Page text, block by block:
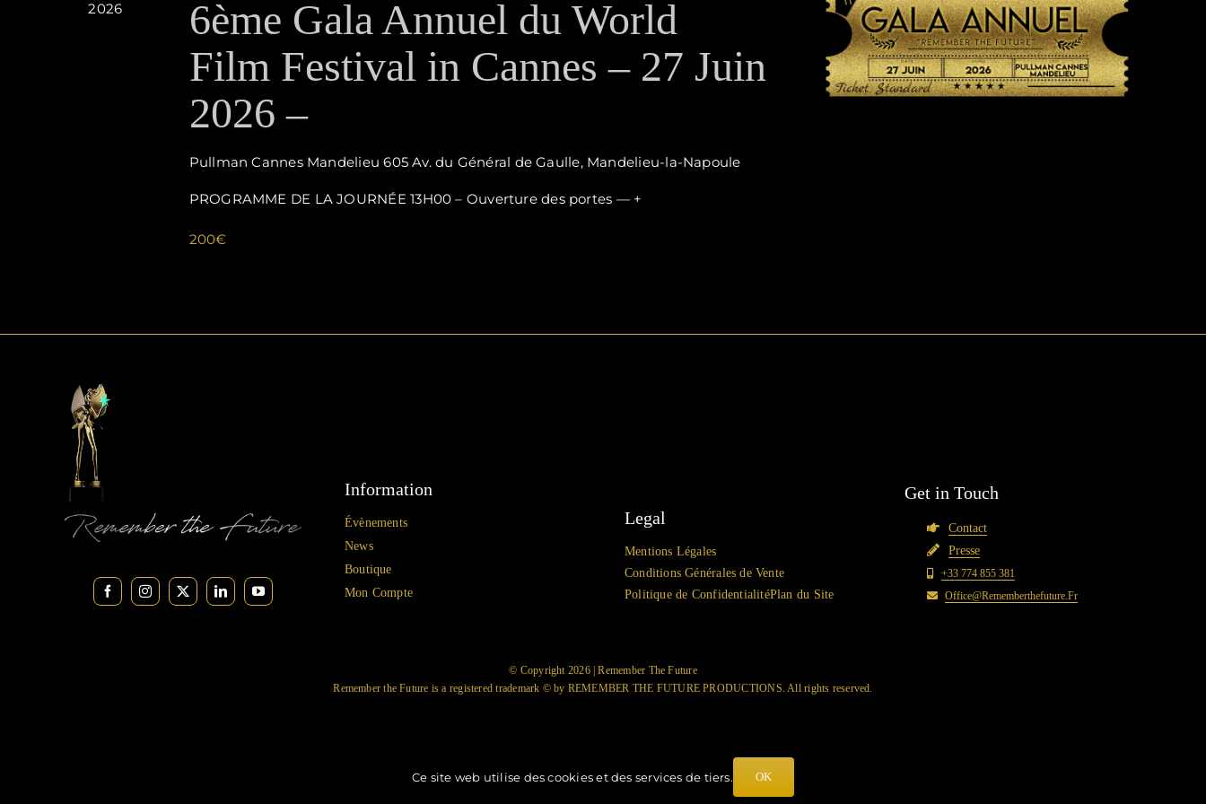
2026
6ème Gala Annuel du World
Film Festival in Cannes – 27 Juin
2026 –
Pullman Cannes Mandelieu605 Av. du Général de Gaulle, Mandelieu-la-Napoule
PROGRAMME DE LA JOURNÉE 13H00 – Ouverture des portes — +
200€
Information
Évènements
News
Boutique
Mon Compte
Legal
Mentions Légales
Conditions Générales de Vente
Politique de ConfidentialitéPlan du Site
Get in Touch
Contact
Presse
+33 774 855 381
Office@rememberthefuture.fr
© Copyright 2026 | Remember The Future
Remember the Future is a registered trademark © by REMEMBER THE FUTURE PRODUCTIONS. All rights reserved.
Création WebCapSudMedia
Ce site web utilise des cookies et des services de tiers. OK